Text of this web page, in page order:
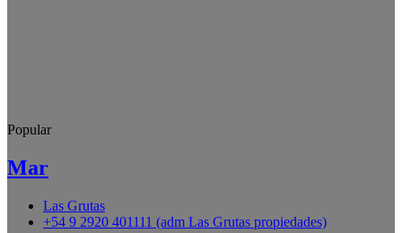
Popular
Mar
Las Grutas
+54 9 2920 401111 (adm Las Grutas propiedades)